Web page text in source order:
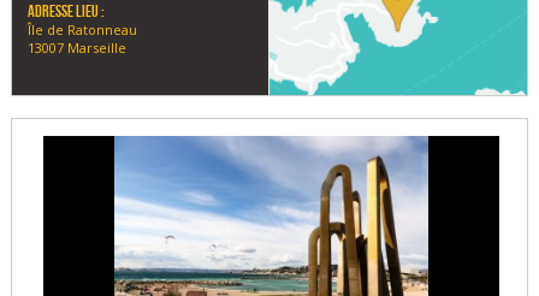
Adresse lieu :
Île de Ratonneau
13007 Marseille